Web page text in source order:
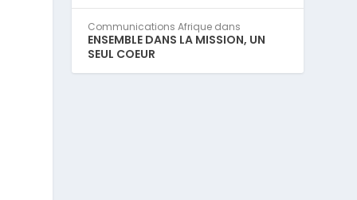
Communications Afrique dans
ENSEMBLE DANS LA MISSION, UN
SEUL COEUR